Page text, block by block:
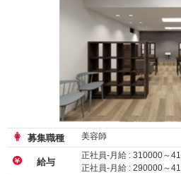
募集職種 美容師
給与
正社員-月給 : 310000～
正社員-月給 : 290000～